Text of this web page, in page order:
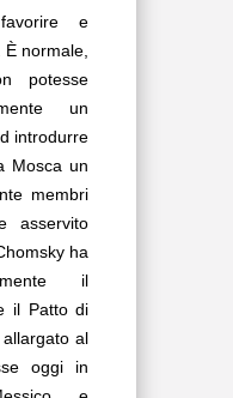
e
È normale,
potesse
un
introdurre
Mosca un
membri
asservito
ha
il
il Patto di
al
oggi in